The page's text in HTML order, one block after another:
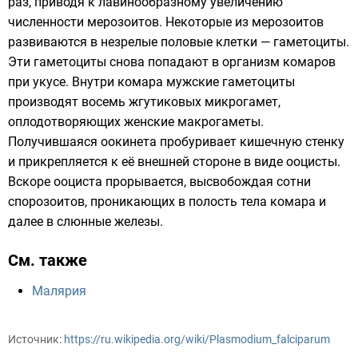
численности мерозоитов. Некоторые из мерозоитов
развиваются в незрелые половые клетки — гаметоциты.
Эти гаметоциты снова попадают в организм комаров
при укусе. Внутри комара мужские гаметоциты
производят восемь жгутиковых микрогамет,
оплодотворяющих женские макрогаметы.
Получившаяся оокинета пробуривает кишечную стенку
и прикрепляется к её внешней стороне в виде ооцисты.
Вскоре ооциста прорывается, высвобождая сотни
спорозоитов, проникающих в полость тела комара и
далее в слюнные железы.
См. также
Малярия
Источник: https://ru.wikipedia.org/wiki/Plasmodium_falciparum